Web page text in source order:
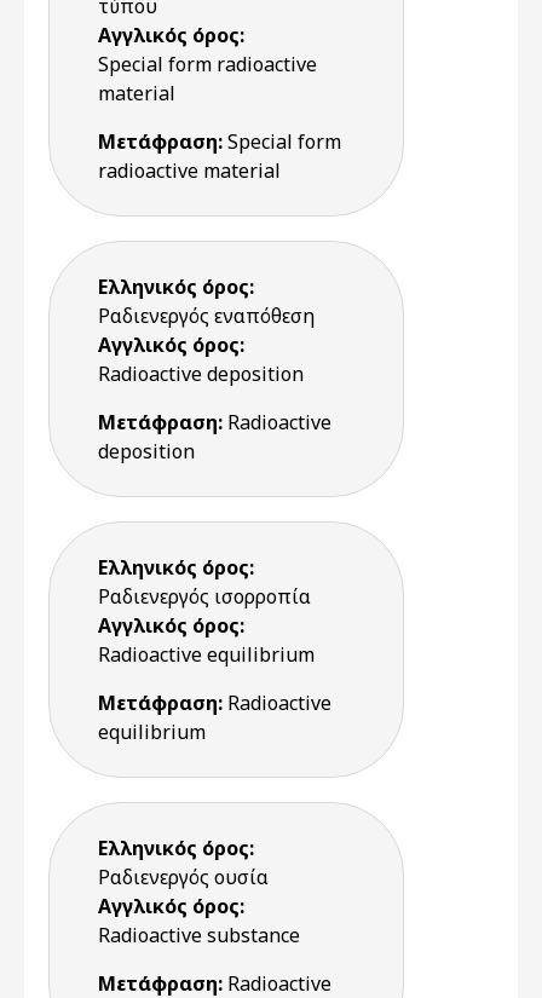
τύπου
Αγγλικός όρος:
Special form radioactive
material
Μετάφραση:Special form
radioactive material
Ελληνικός όρος:
Ραδιενεργός εναπόθεση
Αγγλικός όρος:
Radioactive deposition
Μετάφραση: Radioactive
deposition
Ελληνικός όρος:
Ραδιενεργός ισορροπία
Αγγλικός όρος:
Radioactive equilibrium
Μετάφραση: Radioactive
equilibrium
Ελληνικός όρος:
Ραδιενεργός ουσία
Αγγλικός όρος:
Radioactive substance
Μετάφραση: Radioactive